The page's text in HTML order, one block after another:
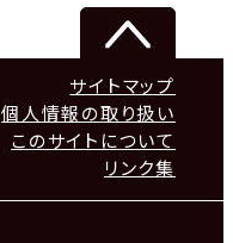
サイトマップ
個人情報の取り扱い
このサイトについて
リンク集